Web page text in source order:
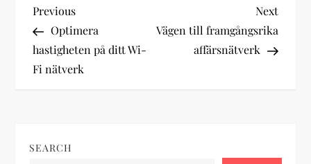
P
o
s
n
Previous
Post
Previous
Optimera
hastigheten på ditt Wi-
Fi nätverk
Next
Post
Next
Vägen till framgångsrika
affärsnätverk
SEARCH